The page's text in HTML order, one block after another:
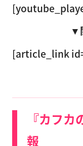
▼
[article_link
『カフ
報